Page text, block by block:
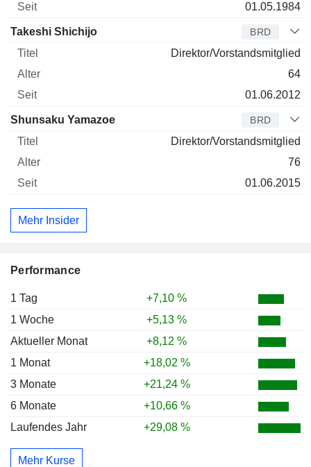
Performance
1 Tag
+7,10 %
1 Woche
+5,13 %
Aktueller Monat
+8,12 %
1 Monat
+18,02 %
3 Monate
+21,24 %
6 Monate
+10,66 %
Laufendes Jahr
+29,08 %
Mehr Kurse
01.05.1984
Takeshi Shichijo BRD
Direktor/Vorstandsmitglied
64
01.06.2012
Shunsaku Yamazoe BRD
Direktor/Vorstandsmitglied
76
01.06.2015
Mehr Insider